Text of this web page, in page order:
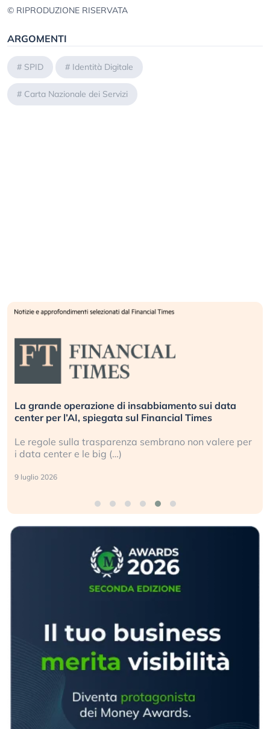
© RIPRODUZIONE RISERVATA
ARGOMENTI
# SPID # Identità Digitale
# Carta Nazionale dei Servizi
di insabbiamento sui data
sul Financial Times
sembrano non valere per
(…)
Bending Spoons non
europea non riesce a
Perché gli americani